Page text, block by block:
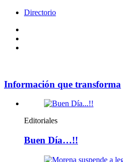
Directorio
Información que transforma
Editoriales
Buen Día…!!